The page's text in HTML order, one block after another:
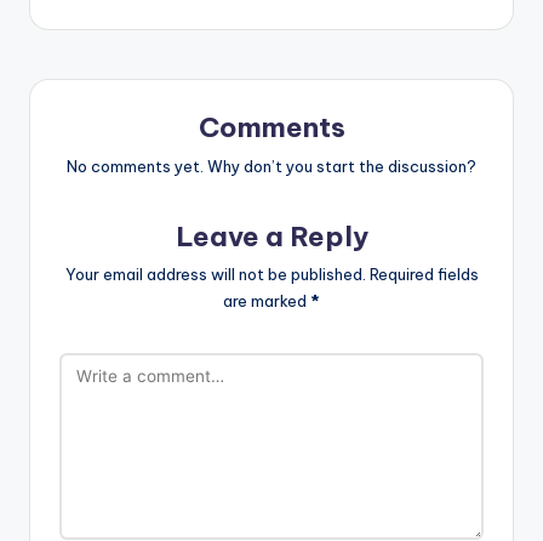
Comments
No comments yet. Why don’t you start the discussion?
Leave a Reply
Your email address will not be published. Required fields
are marked *